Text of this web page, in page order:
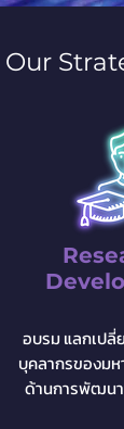
Our
อบรม แลกเปลี่
บุคลากรของมห
ด้านการพัฒน